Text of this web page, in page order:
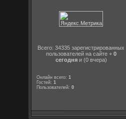
Всего: 34335 зарегистрированных
пользователей на сайте + 0
сегодняи (0 вчера)
Онлайн всего:1
Гостей:1
Пользователей:0